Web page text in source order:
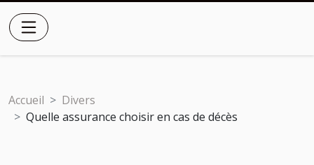
Accueil
Divers
Quelle assurance choisir en cas de décès